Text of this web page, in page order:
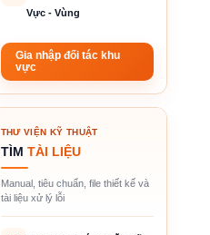
Vực - Vùng
Gia nhập đối tác khu
vực
THƯ VIỆN KỸ THUẬT
TÌM TÀI LIỆU
Manual, tiêu chuẩn, file thiết kế và
tài liệu xử lý lỗi